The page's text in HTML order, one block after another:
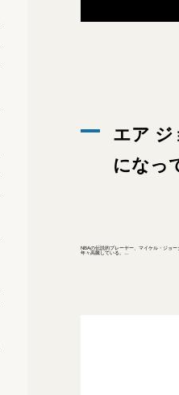
エア ジ
になっ
NBAの伝説的プレーヤー、マイケル・ジョ
年々高騰している。…